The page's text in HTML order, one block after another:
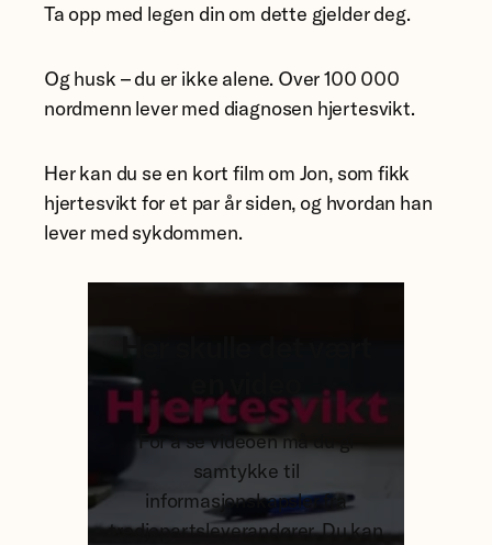
Ta opp med legen din om dette gjelder deg.
Og husk – du er ikke alene. Over 100 000
nordmenn lever med diagnosen hjertesvikt.
Her kan du se en kort film om Jon, som fikk
hjertesvikt for et par år siden, og hvordan han
lever med sykdommen.
Her skulle det vært
en video
For å se videoen må du gi
samtykke til
informasjonskapsler fra
tredjepartsleverandører. Du kan